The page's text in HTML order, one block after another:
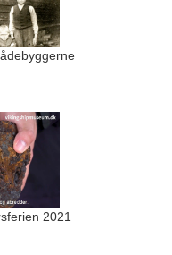
2021